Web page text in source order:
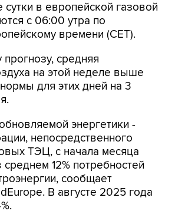
в европейской газовой
c 06:00 утра по
времени (CET).
средняя
на этой неделе выше
для этих дней на 3
энергетики -
непосредственного
ТЭЦ, с начала месяца
12% потребностей
сообщает
В августе 2025 года